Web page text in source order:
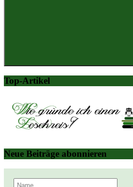
Suchen
Top-Artikel
Neue Beiträge abonnieren